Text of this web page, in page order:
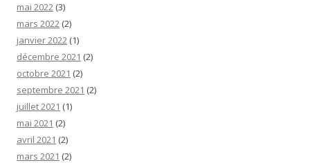
mai 2022 (3)
mars 2022 (2)
janvier 2022 (1)
décembre 2021 (2)
octobre 2021 (2)
septembre 2021 (2)
juillet 2021 (1)
mai 2021 (2)
avril 2021 (2)
mars 2021 (2)